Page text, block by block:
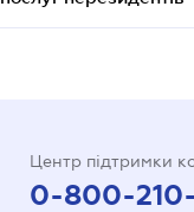
Центр підтримки
0-800-